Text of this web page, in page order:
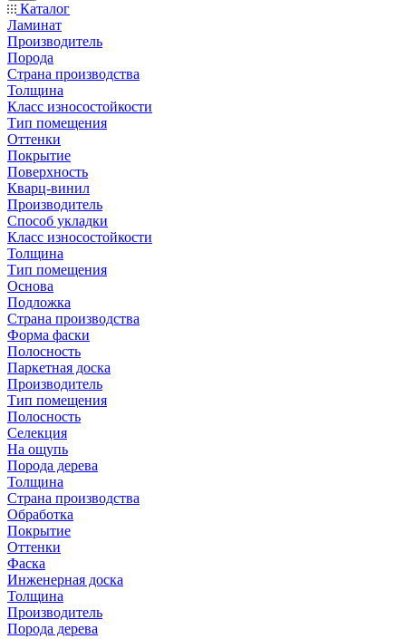
Каталог
Ламинат
Производитель
Порода
Страна производства
Толщина
Класс износостойкости
Тип помещения
Оттенки
Покрытие
Поверхность
Кварц-винил
Производитель
Способ укладки
Класс износостойкости
Толщина
Тип помещения
Основа
Подложка
Страна производства
Форма фаски
Полосность
Паркетная доска
Производитель
Тип помещения
Полосность
Селекция
На ощупь
Порода дерева
Толщина
Страна производства
Обработка
Покрытие
Оттенки
Фаска
Инженерная доска
Толщина
Производитель
Порода дерева